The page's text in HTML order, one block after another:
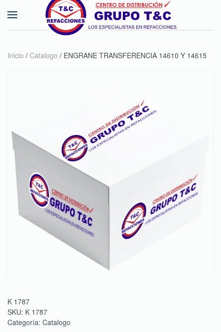
Skip to main content
Inicio / Catalogo / ENGRANE TRANSFERENCIA 14610 Y 14615
K 1787
SKU: K 1787
Categoría: Catalogo